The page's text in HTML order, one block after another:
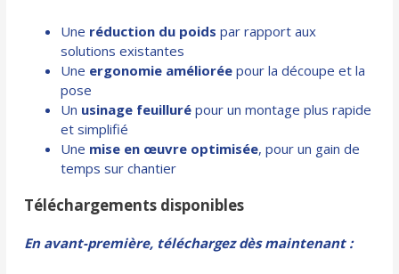
Une réduction du poids par rapport aux
solutions existantes
Une ergonomie améliorée pour la découpe et la
pose
Un usinage feuilluré pour un montage plus rapide
et simplifié
Une mise en œuvre optimisée, pour un gain de
temps sur chantier
Téléchargements disponibles
En avant-première, téléchargez dès maintenant :